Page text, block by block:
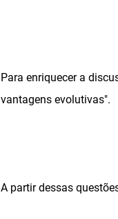
Para enriquecer a
vantagens evolutivas".
A partir dessas